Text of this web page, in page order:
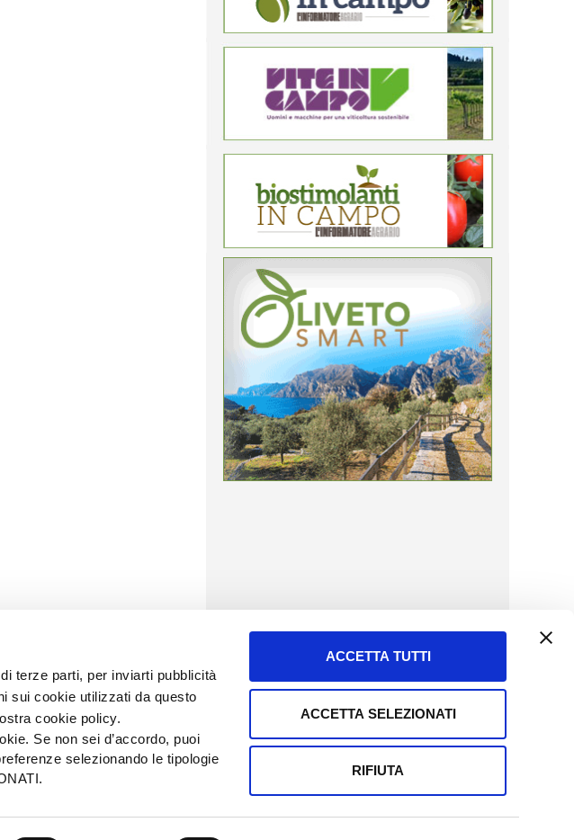
terze parti, per inviarti pubblicità
sui cookie utilizzati da questo
cookie policy.
Se non sei d’accordo, puoi
selezionando le tipologie
ACCETTA TUTTI
ACCETTA SELEZIONATI
RIFIUTA
PUBBLICITÀ
Tel + 39.045.8057523
pubblicita@informatoreagrario.it
Tel + 39.045.8009480
clienti@informatoreagrario.it